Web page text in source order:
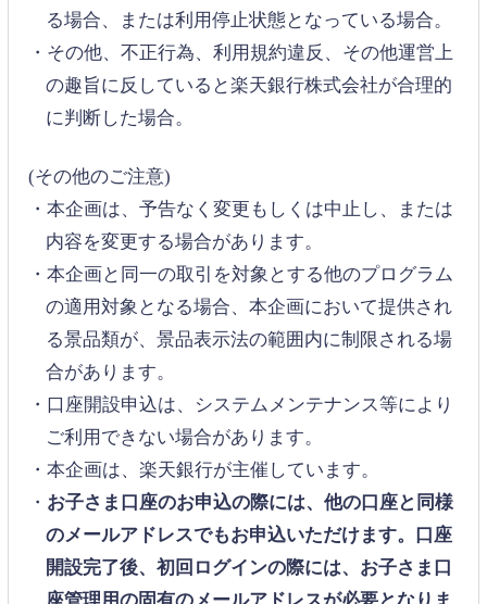
る場合、または利用停止状態となっている場合。
・その他、不正行為、利用規約違反、その他運営上
の趣旨に反していると楽天銀行株式会社が合理的
に判断した場合。
(その他のご注意)
・本企画は、予告なく変更もしくは中止し、または
内容を変更する場合があります。
・本企画と同一の取引を対象とする他のプログラム
の適用対象となる場合、本企画において提供され
る景品類が、景品表示法の範囲内に制限される場
合があります。
・口座開設申込は、システムメンテナンス等により
ご利用できない場合があります。
・本企画は、楽天銀行が主催しています。
・ お子さま口座のお申込の際には、他の口座と同様
のメールアドレスでもお申込いただけます。口座
開設完了後、初回ログインの際には、お子さま口